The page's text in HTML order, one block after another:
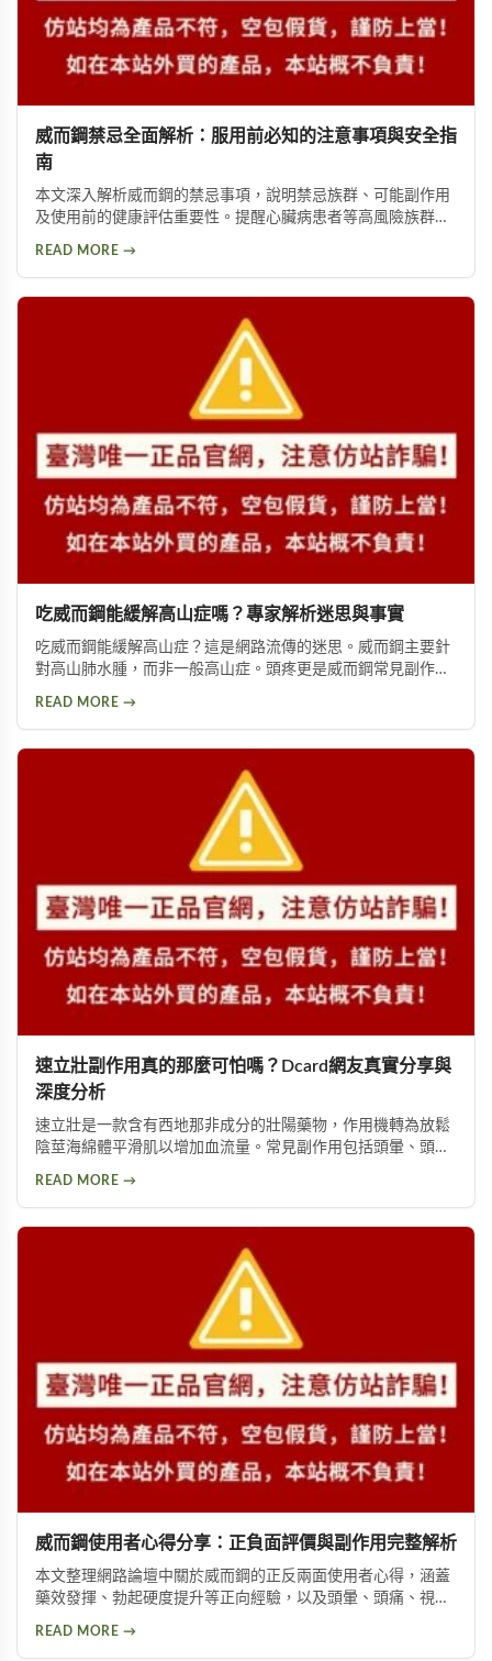
威而鋼禁忌全面解析：服用前必知的注意事項與安全指
南
本文深入解析威而鋼的禁忌事項，說明禁忌族群、可能副作用
及使用前的健康評估重要性。提醒心臟病患者等高風險族群應
READ MORE →
吃威而鋼能緩解高山症嗎？專家解析迷思與事實
吃威而鋼能緩解高山症？這是網路流傳的迷思。威而鋼主要針
對高山肺水腫，而非一般高山症。頭疼更是威而鋼常見副作
READ MORE →
速立壯副作用真的那麼可怕嗎？Dcard網友真實分享與
深度分析
速立壯是一款含有西地那非成分的壯陽藥物，作用機轉為放鬆
陰莖海綿體平滑肌以增加血流量。常見副作用包括頭暈、頭
你全面了解這款產品的優缺點，以及是否有更好的替代選擇。
READ MORE →
威而鋼使用者心得分享：正負面評價與副作用完整解析
本文整理網路論壇中關於威而鋼的正反兩面使用者心得，涵蓋
藥效發揮、勃起硬度提升等正向經驗，以及頭暈、頭痛、視覺
READ MORE →